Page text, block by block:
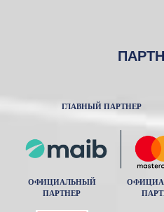
ГЛАВНЫЙ ПАРТНЕР
ОФИЦИАЛЬНЫЙ
ПАРТНЕР